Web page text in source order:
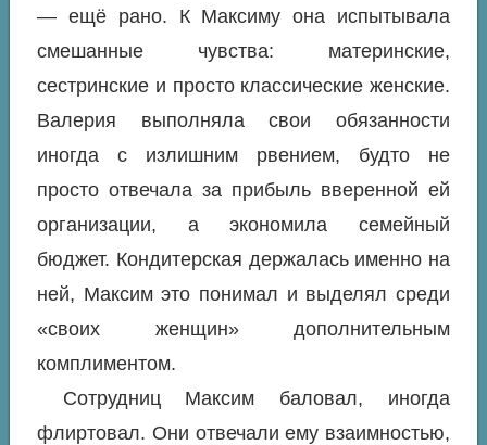
— ещё рано. К Максиму она испытывала
смешанные чувства: материнские,
сестринские и просто классические женские.
Валерия выполняла свои обязанности
иногда с излишним рвением, будто не
просто отвечала за прибыль вверенной ей
организации, а экономила семейный
бюджет. Кондитерская держалась именно на
ней, Максим это понимал и выделял среди
«своих женщин» дополнительным
комплиментом.
Сотрудниц Максим баловал, иногда
флиртовал. Они отвечали ему взаимностью,